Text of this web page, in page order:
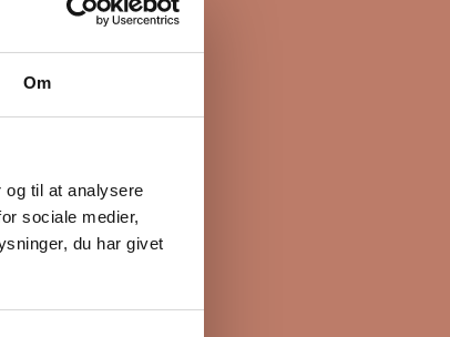
Om
til at analysere
sociale medier,
du har givet